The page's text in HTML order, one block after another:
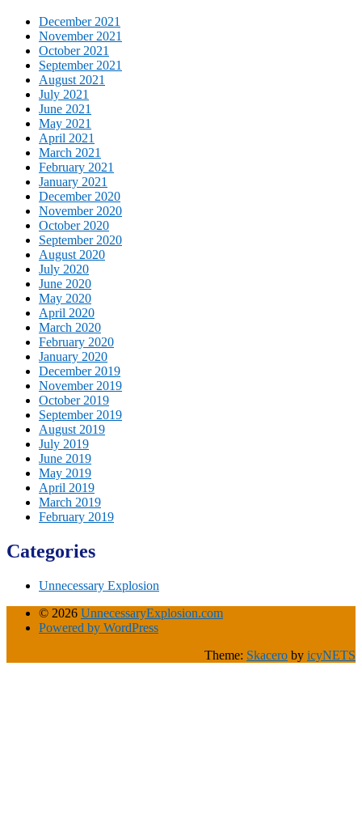
December 2021
November 2021
October 2021
September 2021
August 2021
July 2021
June 2021
May 2021
April 2021
March 2021
February 2021
January 2021
December 2020
November 2020
October 2020
September 2020
August 2020
July 2020
June 2020
May 2020
April 2020
March 2020
February 2020
January 2020
December 2019
November 2019
October 2019
September 2019
August 2019
July 2019
June 2019
May 2019
April 2019
March 2019
February 2019
Categories
Unnecessary Explosion
© 2026 UnnecessaryExplosion.com
Powered by WordPress
Theme: Skacero by icyNETS